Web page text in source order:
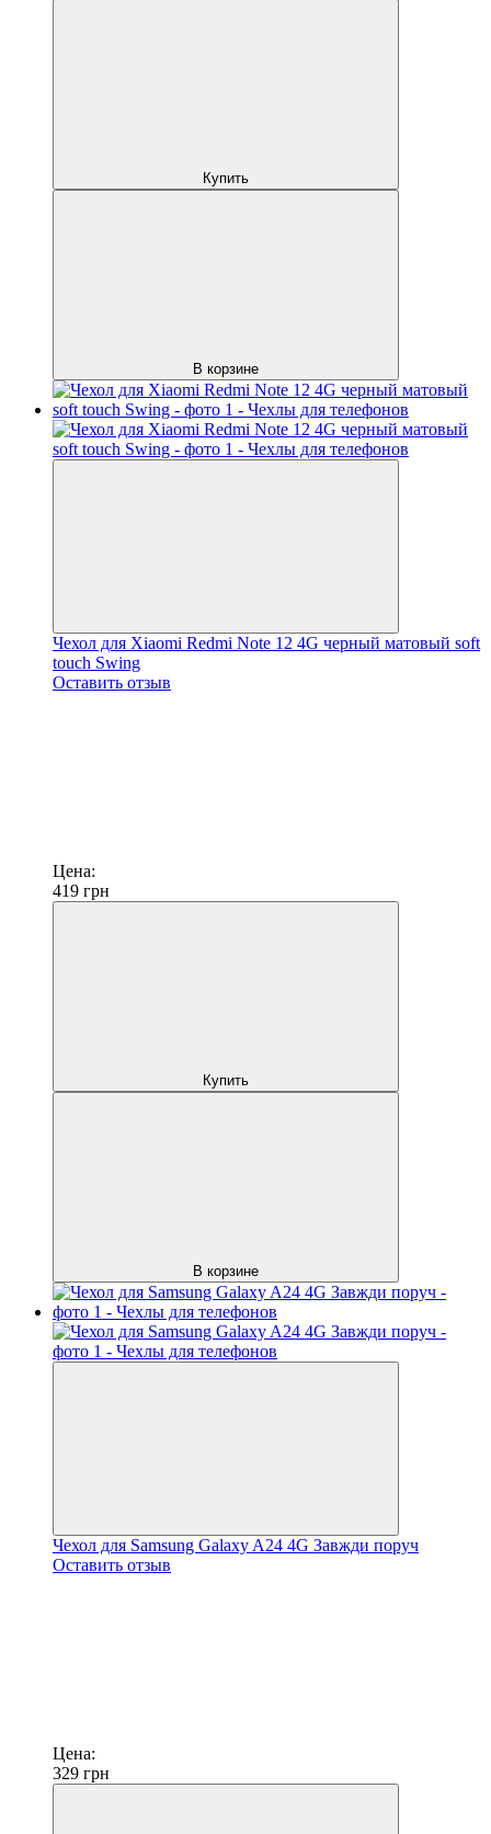
Купить
В корзине
Чехол для Xiaomi Redmi Note 12 4G черный матовый soft
touch Swing
Оставить отзыв
Цена:
419 грн
Купить
В корзине
Чехол для Samsung Galaxy A24 4G Завжди поруч
Оставить отзыв
Цена:
329 грн